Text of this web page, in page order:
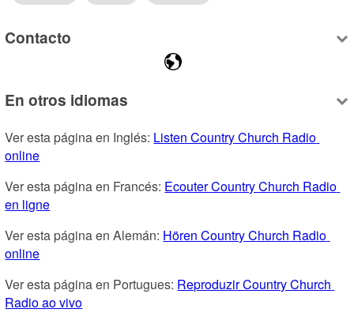
Contacto
En otros idiomas
Ver esta página en Inglés: Listen Country Church Radio
online
Ver esta página en Francés: Ecouter Country Church Radio
en ligne
Ver esta página en Alemán: Hören Country Church Radio
online
Ver esta página en Portugues: Reproduzir Country Church
Radio ao vivo